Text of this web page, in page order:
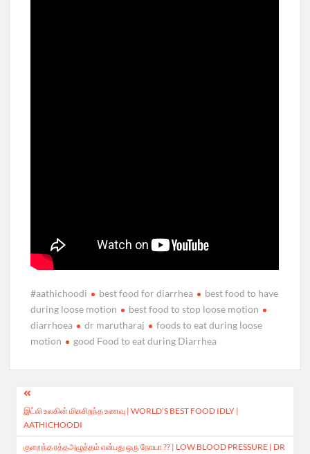
#aathichoodi best food for diarrhea
best food to have
during loose motion
best food to stop loose motion
diarrhoea
dr marutharaj
foods to eat during loose
motion
good Food to eat during Diarrhea
Post
navigation
இட்லி உலகின் மிகசிறந்த உணவு | WORLD’S BEST FOOD IDLY |
AATHICHOODI
குறைந்த ரத்தஅழுத்தம் என்பது ஒரு நோயா ?? | LOW BLOOD PRESSURE | DR